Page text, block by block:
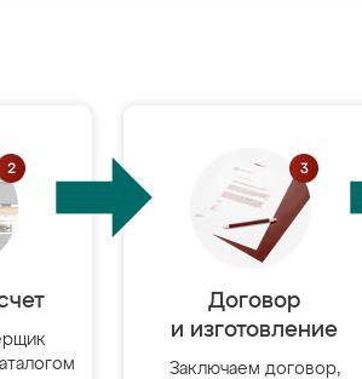
Договор
и изготовление
Заключаем договор,